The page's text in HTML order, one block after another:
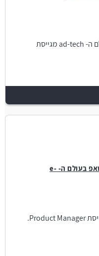
חברת סטארטאפ ממומנת היטב בעולם ה- ad-tech מגייסת
Product Manager לחברת סטארטאפ בעולם ה- e-
חברת סטארטאפ בשלה ומבוססת מגייסת Product Manager.